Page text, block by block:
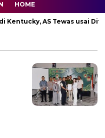
HOME
Kentucky, AS Tewas usai